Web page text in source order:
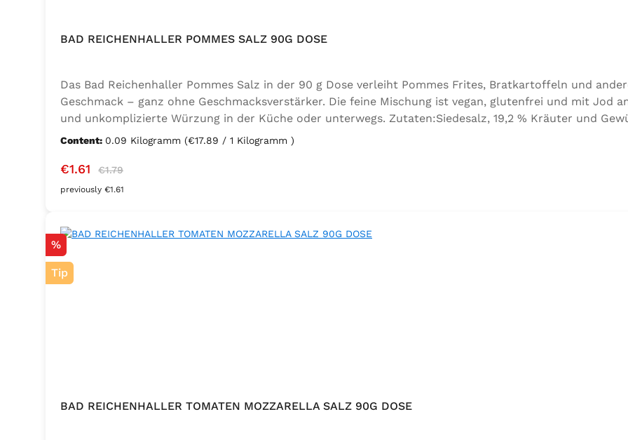
BAD REICHENHALLER POMMES SALZ 90G DOSE
Das Bad Reichenhaller Pommes Salz in der 90 g Dose verleiht Pommes Frites, Bratkartoffeln und
Geschmack – ganz ohne Geschmacksverstärker. Die feine Mischung ist vegan, glutenfrei und mit Jod
und unkomplizierte Würzung in der Küche oder unterwegs. Zutaten:Siedesalz, 19,2 % Kräuter und
Trennmittel Calciumsalze der Speisefettsäuren, Folsäure, Kaliumjodat.Kann Spuren von Sellerie
Content: 0.09 Kilogramm (€17.89 / 1 Kilogramm )
Sale price:
€1.61 Regular price:
€1.79
previously €1.61
Discount
%
Tip
BAD REICHENHALLER TOMATEN MOZZARELLA SALZ 90G DOSE